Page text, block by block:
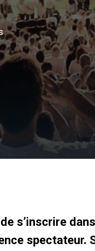
s’inscrire
spectateur.